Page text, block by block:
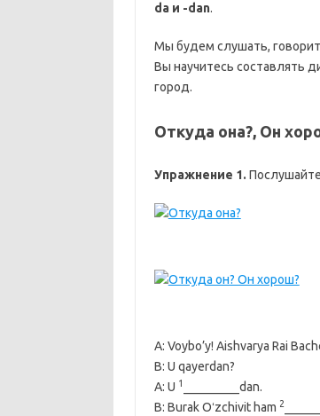
da и -dan.
Мы будем слушать,
Вы научитесь составлять
город.
Откуда она?, Он
Упражнение 1.
A: Voybo’y! Aishvarya Rai
B: U qayerdan?
A: U 1
_________dan.
B: Burak Oʻzchivit ham 2